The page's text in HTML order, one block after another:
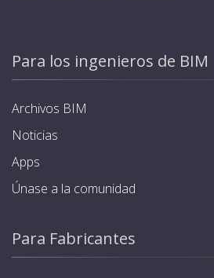
Para los ingenieros de BIM
Archivos BIM
Noticias
Apps
Únase a la comunidad
Para Fabricantes